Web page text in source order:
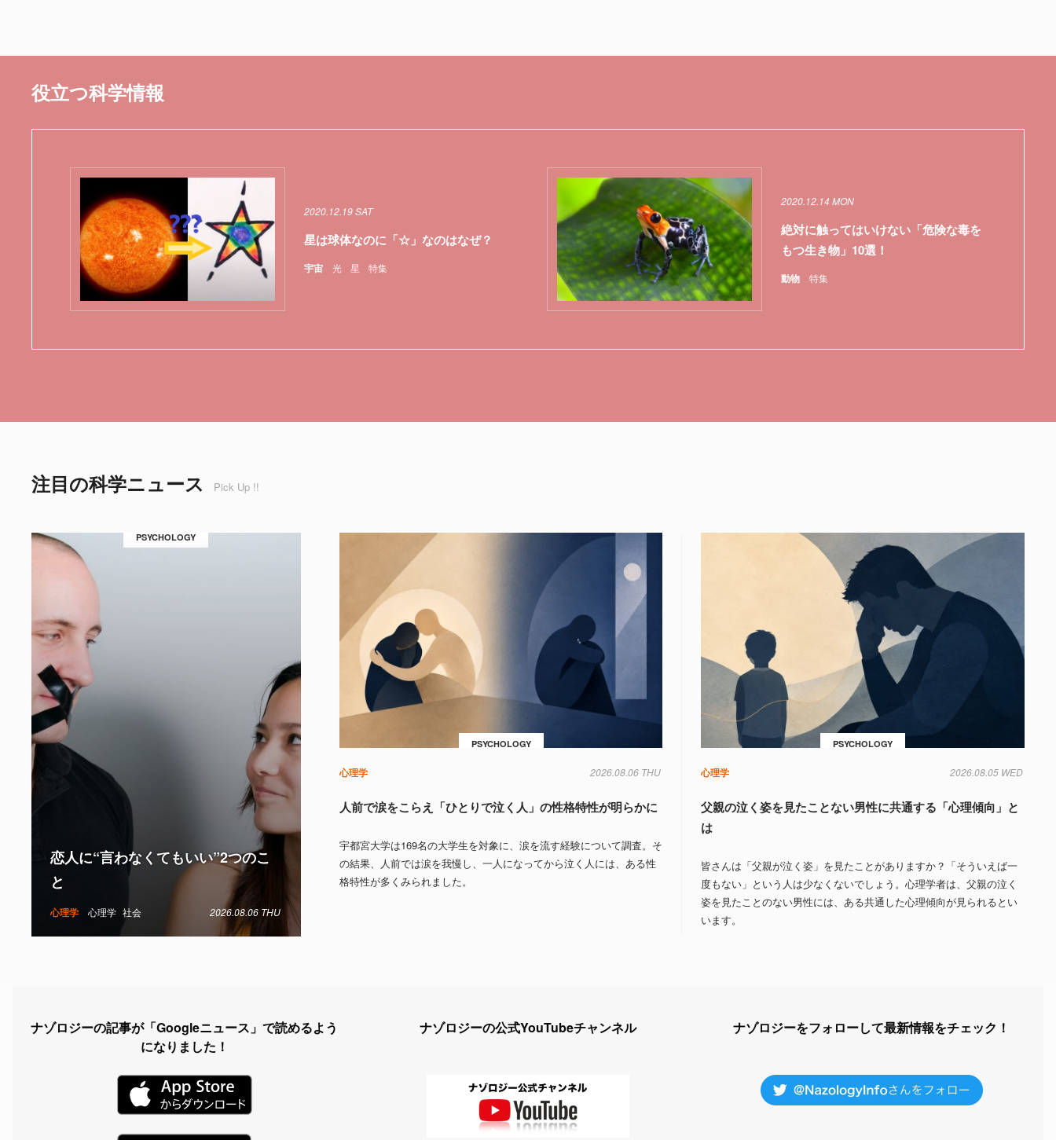
役立つ科学情報
宇宙 光 星 特集
2020.12.19 SAT
星は球体なのに「☆」なのはなぜ？
動物 特集
2020.12.14 MON
絶対に触ってはいけない「危険な毒を
もつ生き物」10選！
注目の科学ニュース Pick Up !!
PSYCHOLOGY
心理学 心理学 社会 2026.08.06 THU
恋人に“言わなくてもいい”2つのこ
と
PSYCHOLOGY
心理学 2026.08.06 THU
人前で涙をこらえ「ひとりで泣く人」の性格特性が明らかに
宇都宮大学は169名の大学生を対象に、涙を流す経験について調査。そ
の結果、人前では涙を我慢し、一人になってから泣く人には、ある性
格特性が多くみられました。
PSYCHOLOGY
心理学 2026.08.05 WED
父親の泣く姿を見たことない男性に共通する「心理傾向」と
は
皆さんは「父親が泣く姿」を見たことがありますか？「そういえば一
度もない」という人は少なくないでしょう。心理学者は、父親の泣く
姿を見たことのない男性には、ある共通した心理傾向が見られるとい
います。
ナゾロジーの記事が「Googleニュース」で読めるよう
になりました！
ナゾロジーの公式YouTubeチャンネル ナゾロジーをフォローして最新情報をチェック！